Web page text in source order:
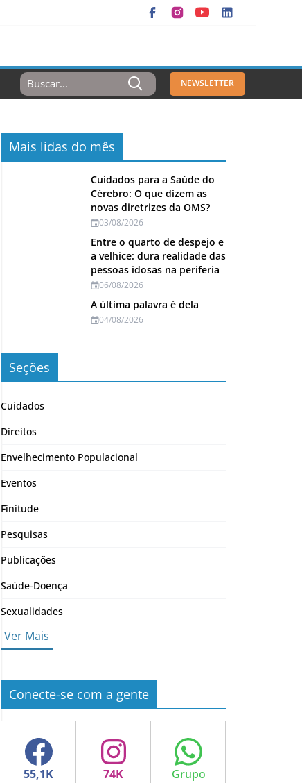
Resultados
Para:
NEWSLETTER
Mais lidas do mês
Cuidados para a Saúde do
Cérebro: O que dizem as
novas diretrizes da OMS?
03/08/2026
Entre o quarto de despejo e
a velhice: dura realidade das
pessoas idosas na periferia
06/08/2026
A última palavra é dela
04/08/2026
Seções
Cuidados
Direitos
Envelhecimento Populacional
Eventos
Finitude
Pesquisas
Publicações
Saúde-Doença
Sexualidades
Ver Mais
Conecte-se com a gente
Facebook Instagram WhatsApp